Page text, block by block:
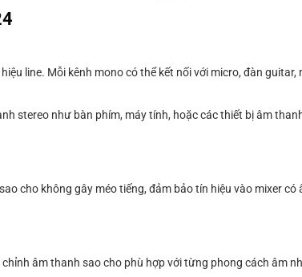
line. Mỗi kênh mono có thể kết nối với micro, đàn guitar,
stereo như bàn phím, máy tính, hoặc các thiết bị âm
cho không gây méo tiếng, đảm bảo tín hiệu vào mixer có
âm thanh sao cho phù hợp với từng phong cách âm